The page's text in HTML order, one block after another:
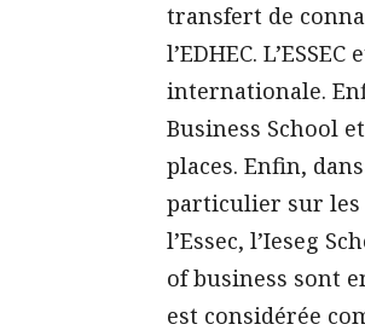
transfert de
l’EDHEC.
internationale.
Business School
places. Enfin,
particulier sur les
l’Essec, l’Ieseg
of business sont
est considérée